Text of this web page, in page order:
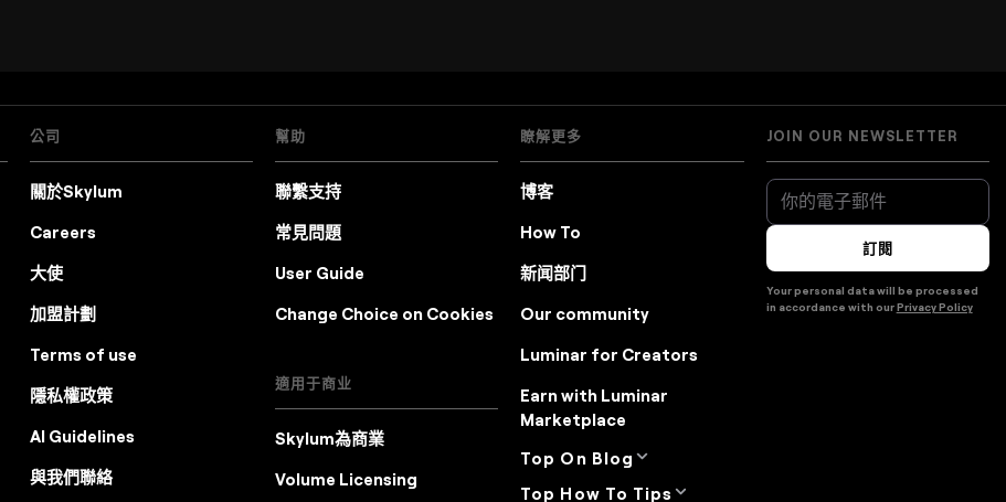
公司
關於Skylum
Careers
大使
加盟計劃
Terms of use
隱私權政策
AI Guidelines
與我們聯絡
幫助
聯繫支持
常見問題
User Guide
Change Choice on Cookies
適用于商业
Skylum為商業
Volume Licensing
瞭解更多
博客
How To
新闻部门
Our community
Luminar for Creators
Earn with Luminar
Marketplace
Top On Blog
Top How To Tips
JOIN OUR NEWSLETTER
訂閱
Your personal data will be processed
in accordance with ourPrivacy Policy